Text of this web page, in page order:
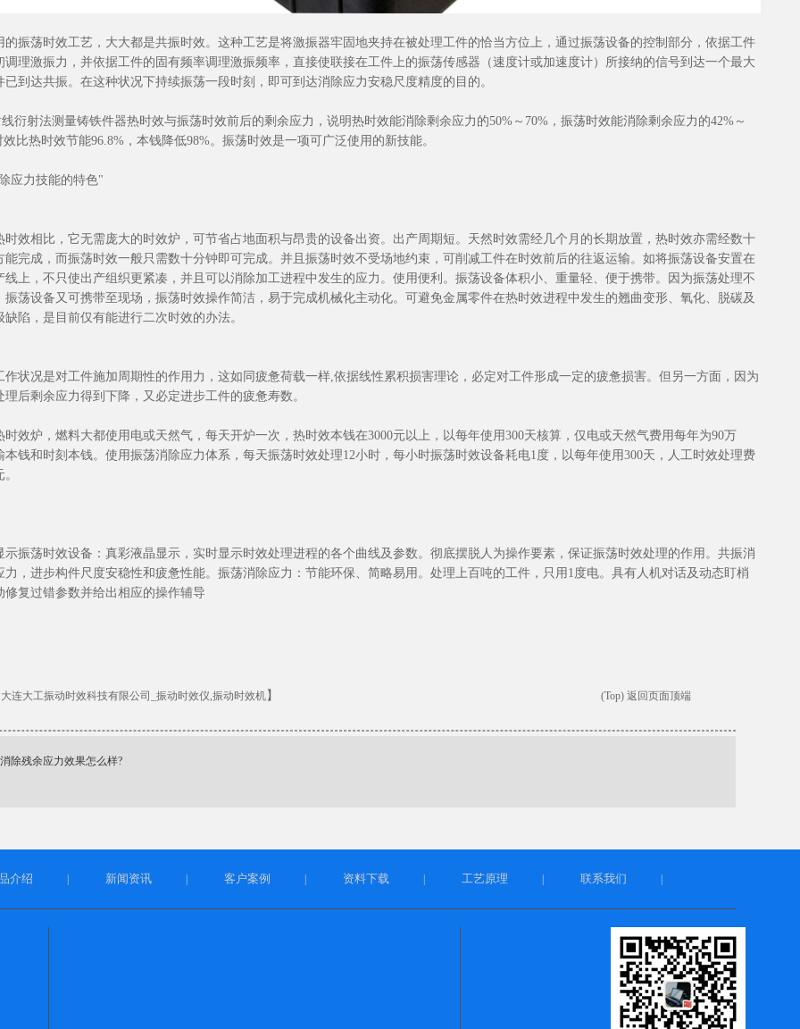
的振荡时效工艺，大大都是共振时效。这种工艺是将激振器牢固地夹持在被处理工件的恰当方位上，通过振荡设备的控制部分，依据工件
调理激振力，并依据工件的固有频率调理激振频率，直接使联接在工件上的振荡传感器（速度计或加速度计）所接纳的信号到达一个最大
已到达共振。在这种状况下持续振荡一段时刻，即可到达消除应力安稳尺度精度的目的。
衍射法测量铸铁件器热时效与振荡时效前后的剩余应力，说明热时效能消除剩余应力的50%～70%，振荡时效能消除剩余应力的42%～
效比热时效节能96.8%，本钱降低98%。振荡时效是一项可广泛使用的新技能。
应力技能的特色"
时效相比，它无需庞大的时效炉，可节省占地面积与昂贵的设备出资。出产周期短。天然时效需经几个月的长期放置，热时效亦需经数十
能完成，而振荡时效一般只需数十分钟即可完成。并且振荡时效不受场地约束，可削减工件在时效前后的往返运输。如将振荡设备安置在
线上，不只使出产组织更紧凑，并且可以消除加工进程中发生的应力。使用便利。振荡设备体积小、重量轻、便于携带。因为振荡处理不
振荡设备又可携带至现场，振荡时效操作简洁，易于完成机械化主动化。可避免金属零件在热时效进程中发生的翘曲变形、氧化、脱碳及
缺陷，是目前仅有能进行二次时效的办法。
作状况是对工件施加周期性的作用力，这如同疲惫荷载一样,依据线性累积损害理论，必定对工件形成一定的疲惫损害。但另一方面，因为
理后剩余应力得到下降，又必定进步工件的疲惫寿数。
时效炉，燃料大都使用电或天然气，每天开炉一次，热时效本钱在3000元以上，以每年使用300天核算，仅电或天然气费用每年为90万
本钱和时刻本钱。使用振荡消除应力体系，每天振荡时效处理12小时，每小时振荡时效设备耗电1度，以每年使用300天，人工时效处理费
示振荡时效设备：真彩液晶显示，实时显示时效处理进程的各个曲线及参数。彻底摆脱人为操作要素，保证振荡时效处理的作用。共振消
力，进步构件尺度安稳性和疲惫性能。振荡消除应力：节能环保、简略易用。处理上百吨的工件，只用1度电。具有人机对话及动态盯梢
修复过错参数并给出相应的操作辅导
大连大工振动时效科技有限公司_振动时效仪,振动时效机 】 (Top) 返回页面顶端
除残余应力效果怎么样?
介绍 新闻资讯 客户案例 资料下载 工艺原理 联系我们